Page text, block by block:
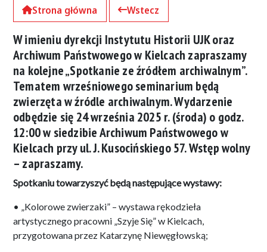
Strona główna
Wstecz
W imieniu dyrekcji Instytutu Historii UJK oraz
Archiwum Państwowego w Kielcach zapraszamy
na kolejne „Spotkanie ze źródłem archiwalnym”.
Tematem wrześniowego seminarium będą
zwierzęta w źródle archiwalnym. Wydarzenie
odbędzie się 24 września 2025 r. (środa) o godz.
12:00 w siedzibie Archiwum Państwowego w
Kielcach przy ul. J. Kusocińskiego 57. Wstęp wolny
– zapraszamy.
Spotkaniu towarzyszyć będą następujące wystawy:
• „Kolorowe zwierzaki” – wystawa rękodzieła
artystycznego pracowni „Szyje Się” w Kielcach,
przygotowana przez Katarzynę Niewęgłowską;